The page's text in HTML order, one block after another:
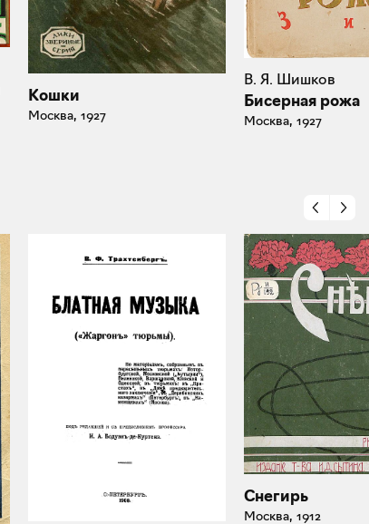
Кошки
Москва, 1927
В. Я. Шишков
Бисерная рожа
Москва, 1927
Снегирь
Москва, 1912